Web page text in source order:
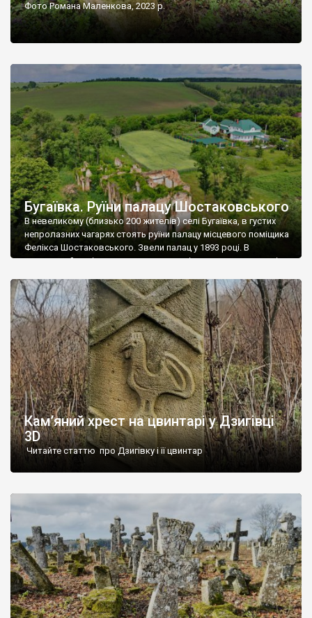
Фото Романа Маленкова, 2023 р.
Бугаївка. Руїни палацу Шостаковського
В невеликому (близько 200 жителів) селі Бугаївка, в густих
непролазних чагарях стоять руїни палацу місцевого поміщика
Фелікса Шостаковського. Звели палац у 1893 році. В
радянський період у ньому спочатку містилася школа, потім
століття тут розмістили туберкульозну лікарню. Коли із
палацу виїхала лікарня – ми точно не […]
Кам’яний хрест на цвинтарі у Дзигівці
3D
Читайте статтю про Дзигівку і її цвинтар